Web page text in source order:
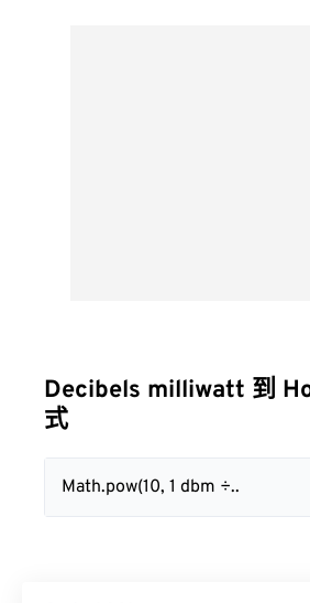
Decibels milliwatt 到
式
Math.pow(10, 1 dbm ÷..